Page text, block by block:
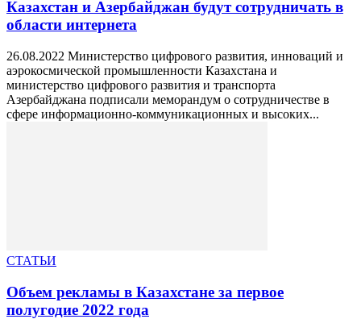
Казахстан и Азербайджан будут сотрудничать в
области интернета
26.08.2022 Министерство цифрового развития, инноваций и
аэрокосмической промышленности Казахстана и
министерство цифрового развития и транспорта
Азербайджана подписали меморандум о сотрудничестве в
сфере информационно-коммуникационных и высоких...
СТАТЬИ
Объем рекламы в Казахстане за первое
полугодие 2022 года